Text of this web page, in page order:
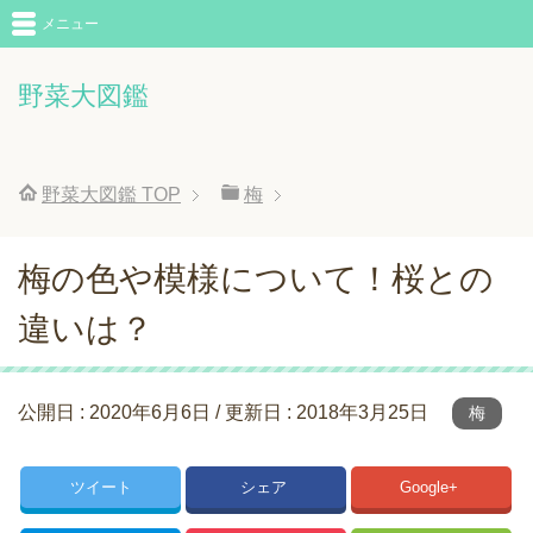
野菜大図鑑
メニュー
野菜大図鑑 TOP 梅
梅の色や模様について！桜との
違いは？
公開日 : 2020年6月6日 / 更新日 : 2018年3月25日 梅
ツイート シェア Google+